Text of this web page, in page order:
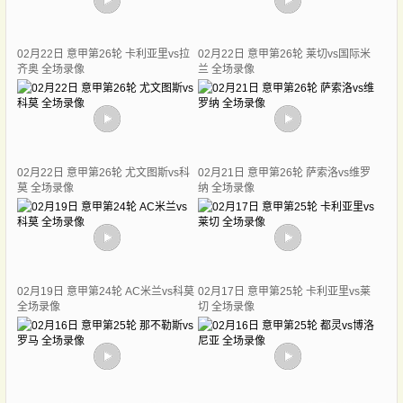
02月22日 意甲第26轮 卡利亚里vs拉
齐奥 全场录像
02月22日 意甲第26轮 莱切vs国际米
兰 全场录像
02月22日 意甲第26轮 尤文图斯vs科
莫 全场录像
02月21日 意甲第26轮 萨索洛vs维罗
纳 全场录像
02月19日 意甲第24轮 AC米兰vs科莫
全场录像
02月17日 意甲第25轮 卡利亚里vs莱
切 全场录像